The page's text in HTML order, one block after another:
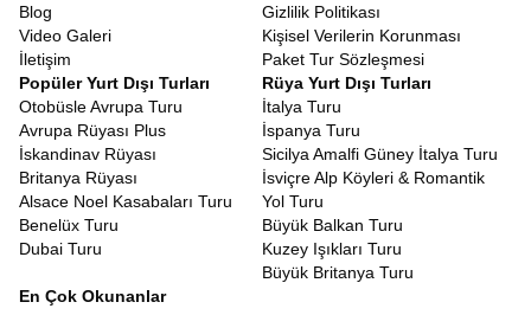
meraklısı olun ister doğa aşığı ister sadece yeni kültürler tanımak
isteyen bir gezgin bu coğrafyada sizi mutlu edecek bir şeyler
mutlaka vardır. Avrupa Rüyası, yılların verdiği tecrübe ve
kusursuz organizasyon yeteneğiyle, size sadece valizinizi
hazırlayıp yola çıkma kolaylığını sunuyor.İngiltere Turu
Turuveİrlanda Turu
gibi ayrı ayrı planlanması zor olan rotaları
tek bir seferde, yorulmadan ve keyifle gezmek içinAvrupa
Rüyası Büyük Britanya Turu
sizleri bekliyor.
Blog
Video Galeri
İletişim
Gizlilik Politikası
Kişisel Verilerin Korunması
Paket Tur Sözleşmesi
Popüler Yurt Dışı Turları
Otobüsle Avrupa Turu
Avrupa Rüyası Plus
İskandinav Rüyası
Britanya Rüyası
Alsace Noel Kasabaları Turu
Benelüx Turu
Dubai Turu
Rüya Yurt Dışı Turları
İtalya Turu
İspanya Turu
Sicilya Amalfi Güney İtalya Turu
İsviçre Alp Köyleri & Romantik
Yol Turu
Büyük Balkan Turu
Kuzey Işıkları Turu
Büyük Britanya Turu
En Çok Okunanlar